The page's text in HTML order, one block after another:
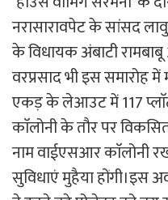
नरासारावपेट के सांसद
के विधायक अंबाटी
वरप्रसाद भी इस समारोह में
एकड़ के लेआउट में 117
काॅलोनी के तौर पर
नाम वाईएसआर काॅलोनी
सुविधाएं मुहैया होंगी।इस